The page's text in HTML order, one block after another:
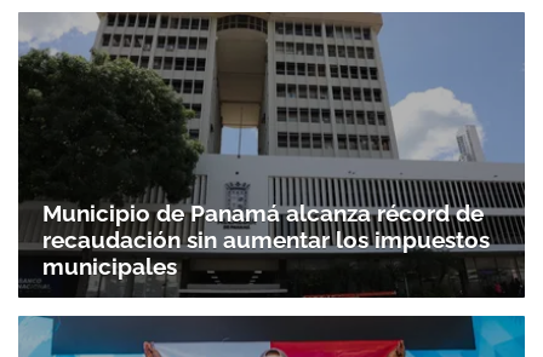
Municipio de Panamá alcanza récord de
recaudación sin aumentar los impuestos
municipales